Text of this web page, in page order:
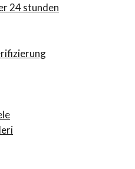
24 stunden